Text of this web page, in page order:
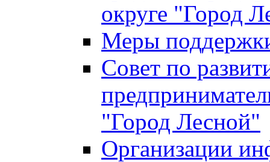
округе "Город
Меры
Совет по
"Город Лесной"
Организации